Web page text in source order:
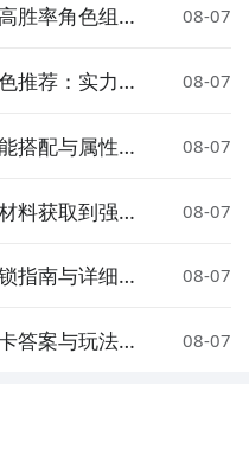
”，订阅后可及时接受活
能大家对太空悠悠有大
已经开通了测试提醒
订阅游戏就不会错过最
九游
胜率角色组合
08-07
推荐：实力排
08-07
搭配与属性分
08-07
料获取到强化
08-07
指南与详细获
08-07
答案与玩法详
08-07